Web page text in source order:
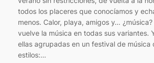
todos los placeres que conocíamos y
menos. Calor, playa, amigos y…
vuelve la música en todas sus variantes.
ellas agrupadas en un festival de música
estilos:…